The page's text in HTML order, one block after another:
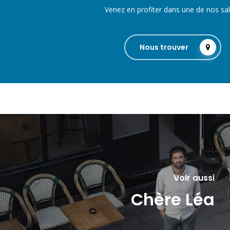
Venez en profiter dans une de nos
Nous trouver
Voir aussi
Chère Léa